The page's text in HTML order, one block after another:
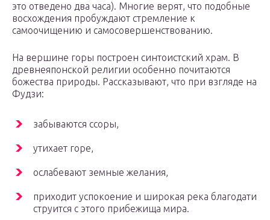
это отведено два часа). Многие верят, что подобные
восхождения пробуждают стремление к
самоочищению и самосовершенствованию.
На вершине горы построен синтоистский храм. В
древнеяпонской религии особенно почитаются
божества природы. Рассказывают, что при взгляде на
Фудзи:
забываются ссоры,
утихает горе,
ослабевают земные желания,
приходит успокоение и широкая река благодати
струится с этого прибежища мира.